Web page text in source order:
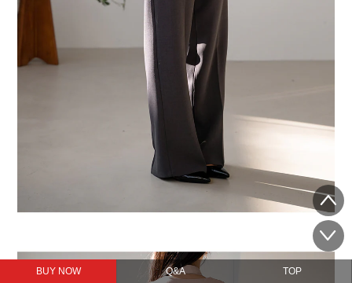
BUY NOW Q&A TOP